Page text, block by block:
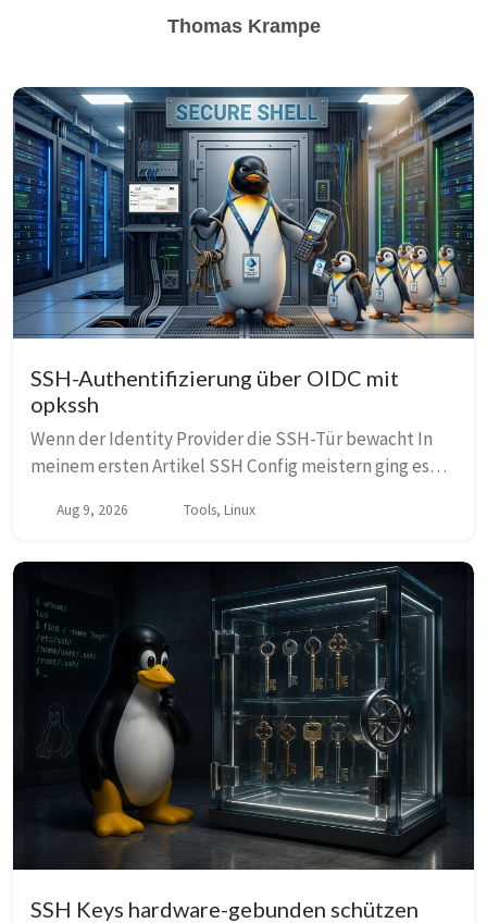
Thomas Krampe
SSH-Authentifizierung über OIDC mit
opkssh
Wenn der Identity Provider die SSH-Tür bewacht In
meinem ersten Artikel SSH Config meistern ging es
und Secure Enclave schützen darum, den privaten...
Aug 9, 2026 Tools, Linux
SSH Keys hardware-gebunden schützen